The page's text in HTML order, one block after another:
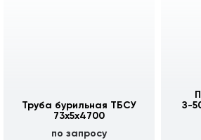
Труба бурильная ТБСУ
73х5х4700
по запросу
З-